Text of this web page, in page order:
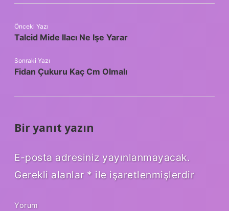
Önceki Yazı
Talcid Mide Ilacı Ne Işe Yarar
Sonraki Yazı
Fidan Çukuru Kaç Cm Olmalı
Bir yanıt yazın
E-posta adresiniz yayınlanmayacak.
Gerekli alanlar * ile işaretlenmişlerdir
Yorum